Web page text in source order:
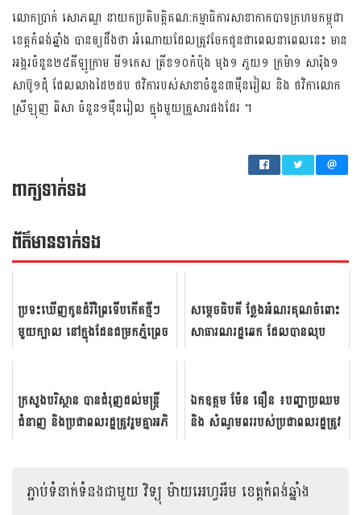
លោកប្រាក់ សោភណ្ឌ នាយកប្រតិបត្តិគណ:កម្មាធិការសាខាកាកបាទក្រហមកម្ពុជា
ខេត្តកំពង់ឆ្នាំង បានឲ្យដឹងថា អំណោយដែលត្រូវចែកជូនជាពេលនាពេលនេះ មាន
អង្ករចំនួន២៥គីឡូក្រាម មី១កេស ត្រីខ១០កំប៉ុង មុង១ ភួយ១ ក្រម៉ា១ សារ៉ុង១
សាប៊ូ១ដុំ ជែលលាងដៃ២ដប ថវិការបស់សាខាចំនួន៣ម៉ឺនរៀល និង ថវិកាលោក
ស្រីឡុញ ពិសា ចំនួន១ម៉ឺនរៀល ក្នុងមួយគ្រួសារផងដែរ ។
ពាក្យទាក់ទង
ព័ត៌មាន​ទាក់​ទង
ប្រទះឃើញកូនដំរីព្រៃទើបកើតថ្មីៗ
មួយក្បាល នៅក្នុងដែនជម្រកភ្នំព្រេច
សម្តេច​ធិប​តី​ ថ្លែង​អំណរ​គុណ​ចំពោះ​
សា​ធារណ​រដ្ឋ​ឆេក​ ដែល​បាន​លុប​​
ក្រសួងបរិស្ថាន បានជំរុញដល់មន្ត្រី
ជំនាញ និងប្រជាពលរដ្ឋត្រូវរួមគ្នាអភិ
ឯកឧត្តម​ ម៉ែន​ ធឿន​ ៖បញ្ហា​ប្រឈម​
និង​ ​សំណូម​ពរ​របស់​ប្រជា​ពលរដ្ឋ​ត្រូវ​
ភ្ជាប់ទំនាក់ទំនងជាមួយវិទ្យុ ម៉ាយអេហ្វអឹម ខេត្តកំពង់ឆ្នាំង